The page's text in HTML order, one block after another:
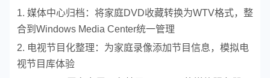
1. 媒体中心归档：将家庭DVD收藏转换为WTV格式，整
合到Windows Media Center统一管理
2. 电视节目化整理：为家庭录像添加节目信息，模拟电
视节目库体验